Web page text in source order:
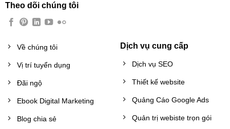
Theo dõi chúng tôi
Về chúng tôi
Vị trí tuyển dụng
Đãi ngộ
Ebook Digital Marketing
Blog chia sẻ
Dịch vụ cung cấp
Dịch vụ SEO
Thiết kế website
Quảng Cáo Google Ads
Quản trị webiste trọn gói